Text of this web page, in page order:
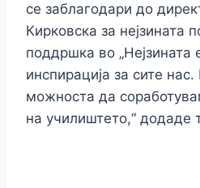
се заблагодари до
Кирковска за нејзината
поддршка во „Нејзината
инспирација за сите
можноста да
на училиштето,“ додаде